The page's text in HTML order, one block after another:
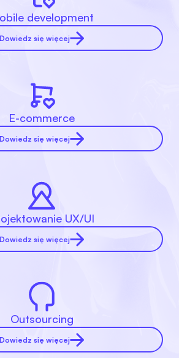
development
Dowiedz się więcej
E-commerce
Dowiedz się więcej
UX/UI
Dowiedz się więcej
Outsourcing
Dowiedz się więcej